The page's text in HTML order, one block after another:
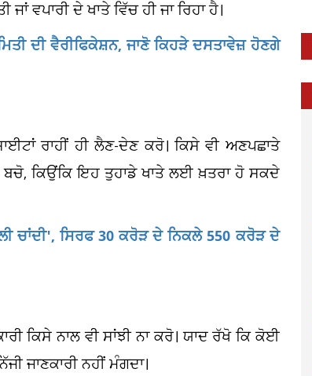
ਵਪਾਰੀ ਦੇ ਖਾਤੇ ਵਿੱਚ ਹੀ ਜਾ ਰਿਹਾ ਹੈ।
ਦੀ ਵੈਰੀਫਿਕੇਸ਼ਨ, ਜਾਣੋ ਕਿਹੜੇ ਦਸਤਾਵੇਜ਼ ਹੋਣਗੇ
ਰਾਹੀਂ ਹੀ ਲੈਣ-ਦੇਣ ਕਰੋ। ਕਿਸੇ ਵੀ ਅਣਪਛਾਤੇ
ਕਿਉਂਕਿ ਇਹ ਤੁਹਾਡੇ ਖਾਤੇ ਲਈ ਖ਼ਤਰਾ ਹੋ ਸਕਦੇ
ਚਾਂਦੀ', ਸਿਰਫ 30 ਕਰੋੜ ਦੇ ਨਿਕਲੇ 550 ਕਰੋੜ ਦੇ
ਕਿਸੇ ਨਾਲ ਵੀ ਸਾਂਝੀ ਨਾ ਕਰੋ। ਯਾਦ ਰੱਖੋ ਕਿ ਕੋਈ
ਜਾਣਕਾਰੀ ਨਹੀਂ ਮੰਗਦਾ।